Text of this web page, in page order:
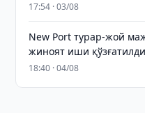
17:54 · 03/08
New Port турар-жой
жиноят иши қўзғатилди
18:40 · 04/08